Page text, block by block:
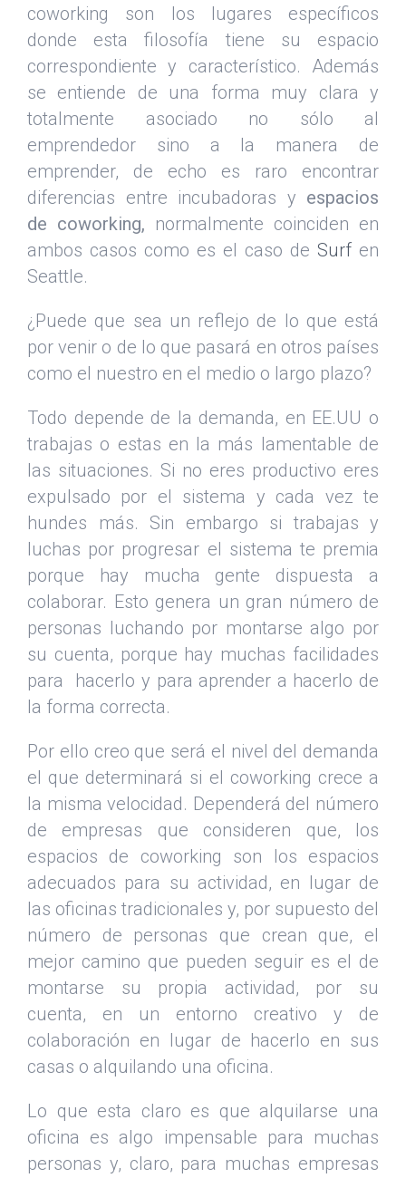
coworking son los lugares específicos
donde esta filosofía tiene su espacio
correspondiente y característico. Además
se entiende de una forma muy clara y
totalmente asociado no sólo al
emprendedor sino a la manera de
emprender, de echo es raro encontrar
diferencias entre incubadoras y espacios
de coworking, normalmente coinciden en
ambos casos como es el caso de Surf en
Seattle.
¿Puede que sea un reflejo de lo que está
por venir o de lo que pasará en otros países
como el nuestro en el medio o largo plazo?
Todo depende de la demanda, en EE.UU o
trabajas o estas en la más lamentable de
las situaciones. Si no eres productivo eres
expulsado por el sistema y cada vez te
hundes más. Sin embargo si trabajas y
luchas por progresar el sistema te premia
porque hay mucha gente dispuesta a
colaborar. Esto genera un gran número de
personas luchando por montarse algo por
su cuenta, porque hay muchas facilidades
para hacerlo y para aprender a hacerlo de
la forma correcta.
Por ello creo que será el nivel del demanda
el que determinará si el coworking crece a
la misma velocidad. Dependerá del número
de empresas que consideren que, los
espacios de coworking son los espacios
adecuados para su actividad, en lugar de
las oficinas tradicionales y, por supuesto del
número de personas que crean que, el
mejor camino que pueden seguir es el de
montarse su propia actividad, por su
cuenta, en un entorno creativo y de
colaboración en lugar de hacerlo en sus
casas o alquilando una oficina.
Lo que esta claro es que alquilarse una
oficina es algo impensable para muchas
personas y, claro, para muchas empresas